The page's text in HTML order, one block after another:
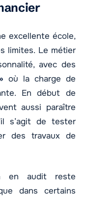
excellente école,
limites. Le métier
avec des
où la charge de
En début de
aussi paraître
s’agit de tester
des travaux de
en audit reste
dans certains